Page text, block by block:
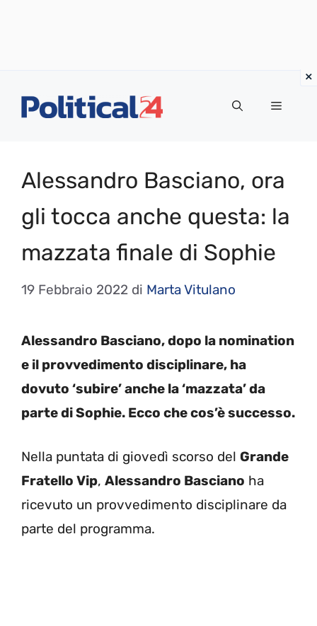
Menu
Alessandro Basciano, ora
gli tocca anche questa: la
mazzata finale di Sophie
19 Febbraio 2022 di Marta Vitulano
Alessandro Basciano, dopo la nomination
e il provvedimento disciplinare, ha
dovuto ‘subire’ anche la ‘mazzata’ da
parte di Sophie. Ecco che cos’è successo.
Nella puntata di giovedì scorso del Grande
Fratello Vip, Alessandro Basciano ha
ricevuto un provvedimento disciplinare da
parte del programma.